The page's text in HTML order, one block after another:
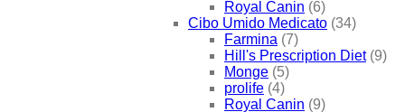
Royal Canin (6)
Cibo Umido Medicato (34)
Farmina (7)
Hill's Prescription Diet (9)
Monge (5)
prolife (4)
Royal Canin (9)